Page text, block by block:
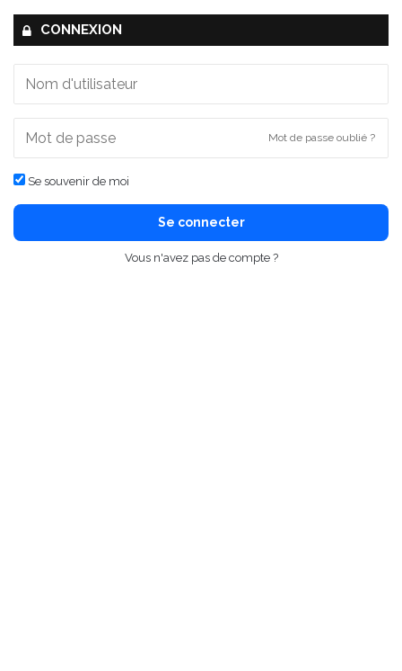
CONNEXION
Mot de passe oublié ?
Se souvenir de moi
Se connecter
Vous n'avez pas de compte ?